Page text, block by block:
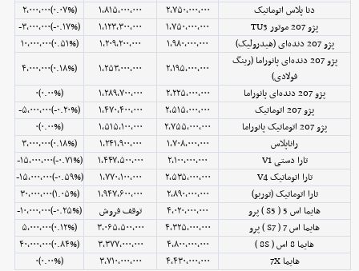
دنا پلاس اتوماتیک
۲,۷۵۰,۰۰۰,۰۰۰ ۱,۸۱۵,۰۰۰,۰۰۰
(‎۰.۰۷%‌)‎۲,۰۰۰,۰۰۰‌
پژو 207 موتور TU3
۱,۷۵۰,۰۰۰,۰۰۰ ۱,۱۲۳,۳۰۰,۰۰۰
(‎-۰.۱۷%‌)‎-۳,۰۰۰,۰۰۰‌
پژو 207 دنده‌ای (هیدرولیک)
۱,۹۸۰,۰۰۰,۰۰۰ ۱,۲۰۹,۲۰۰,۰۰۰
(‎۰.۵۱%‌)‎۱۰,۰۰۰,۰۰۰‌
پژو 207 دنده‌ای پانوراما (رینگ
فولادی)
۲,۱۹۵,۰۰۰,۰۰۰ ۱,۲۵۳,۰۰۰,۰۰۰
(‎۰.۱۸%‌)‎۴,۰۰۰,۰۰۰‌
پژو 207 دنده‌ای پانوراما
۲,۲۲۵,۰۰۰,۰۰۰ ۱,۲۸۹,۷۰۰,۰۰۰
(۰.۰۰%)۰
پژو 207 اتوماتیک
۲,۵۱۵,۰۰۰,۰۰۰ ۱,۴۷۰,۴۰۰,۰۰۰
(‎-۰.۲۰%‌)‎-۵,۰۰۰,۰۰۰‌
پژو 207 اتوماتیک پانوراما
۲,۷۵۵,۰۰۰,۰۰۰ ۱,۵۱۵,۱۰۰,۰۰۰
(۰.۰۰%)۰
راناپلاس
۱,۷۰۸,۰۰۰,۰۰۰ ۱,۲۴۱,۹۰۰,۰۰۰
(‎۰.۱۸%‌)‎۳,۰۰۰,۰۰۰‌
تارا دستی V1
۲,۱۰۰,۰۰۰,۰۰۰ ۱,۴۴۷,۵۰۰,۰۰۰
(‎-۰.۷۱%‌)‎-۱۵,۰۰۰,۰۰۰‌
تارا اتوماتیک V4
۲,۵۳۵,۰۰۰,۰۰۰ ۱,۷۷۰,۱۰۰,۰۰۰
(‎-۰.۵۹%‌)‎-۱۵,۰۰۰,۰۰۰‌
تارا اتوماتیک (توربو)
۲,۸۹۰,۰۰۰,۰۰۰ ۱,۹۴۷,۶۰۰,۰۰۰
(‎۱.۰۵%‌)‎۳۰,۰۰۰,۰۰۰‌
هایما اس 5 ( S5 ) پرو
۴,۰۲۰,۰۰۰,۰۰۰ توقف فروش
(‎-۰.۲۵%‌)‎-۱۰,۰۰۰,۰۰۰‌
هایما اس 7 ( S7 ) پرو
۴,۳۲۵,۰۰۰,۰۰۰ ۳,۰۶۵,۵۰۰,۰۰۰
(‎۰.۱۲%‌)‎۵,۰۰۰,۰۰۰‌
هایما 8 اس ( 8S )
۴,۸۰۰,۰۰۰,۰۰۰ ۳,۳۷۷,۰۰۰,۰۰۰
(‎۰.۸۴%‌)‎۴۰,۰۰۰,۰۰۰‌
هایما 7X
۴,۴۳۰,۰۰۰,۰۰۰ ۳,۷۱۰,۰۰۰,۰۰۰ (۰.۰۰%)۰